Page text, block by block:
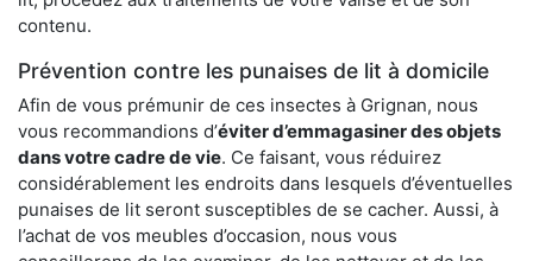
contenu.
Prévention contre les punaises de lit à domicile
Afin de vous prémunir de ces insectes à Grignan, nous
vous recommandions d’éviter d’emmagasiner des objets
dans votre cadre de vie. Ce faisant, vous réduirez
considérablement les endroits dans lesquels d’éventuelles
punaises de lit seront susceptibles de se cacher. Aussi, à
l’achat de vos meubles d’occasion, nous vous